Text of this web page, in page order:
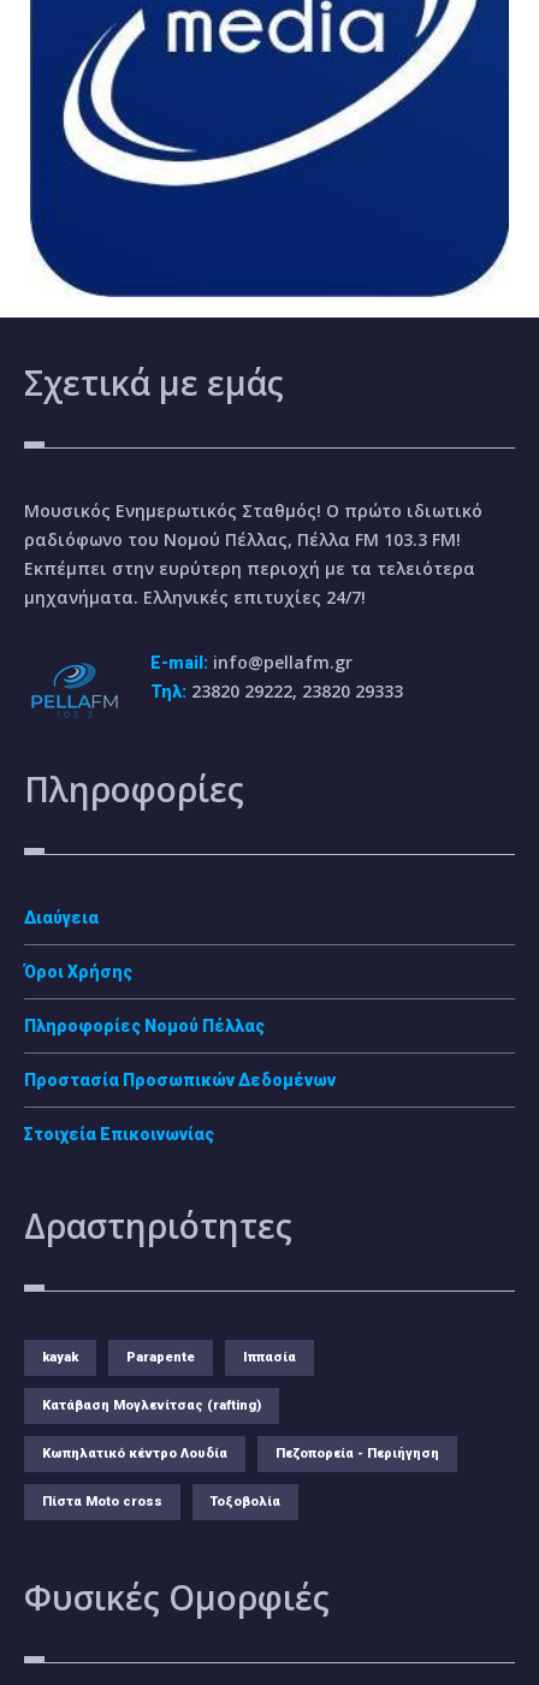
Σχετικά με εμάς
Μουσικός Ενημερωτικός Σταθμός! Ο πρώτο ιδιωτικό
ραδιόφωνο του Νομού Πέλλας, Πέλλα FM 103.3 FM!
Εκπέμπει στην ευρύτερη περιοχή με τα τελειότερα
μηχανήματα. Ελληνικές επιτυχίες 24/7!
E-mail: info@pellafm.gr
Τηλ: 23820 29222, 23820 29333
Πληροφορίες
Διαύγεια
Όροι Χρήσης
Πληροφορίες Νομού Πέλλας
Προστασία Προσωπικών Δεδομένων
Στοιχεία Επικοινωνίας
Δραστηριότητες
kayak Parapente Ιππασία
Κατάβαση Μογλενίτσας (rafting)
Κωπηλατικό κέντρο Λουδία Πεζοπορεία - Περιήγηση
Πίστα Moto cross Τοξοβολία
Φυσικές Ομορφιές